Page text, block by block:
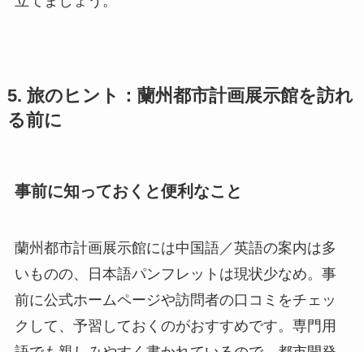
5. 旅のヒント：蘭州都市計画展示館を訪れ
る前に
事前に知っておくと便利なこと
蘭州都市計画展示館には中国語／英語の案内は多
いものの、日本語パンフレットは現状少なめ。事
前に公式ホームページや訪問者の口コミをチェッ
クして、予習しておくのがおすすめです。専門用